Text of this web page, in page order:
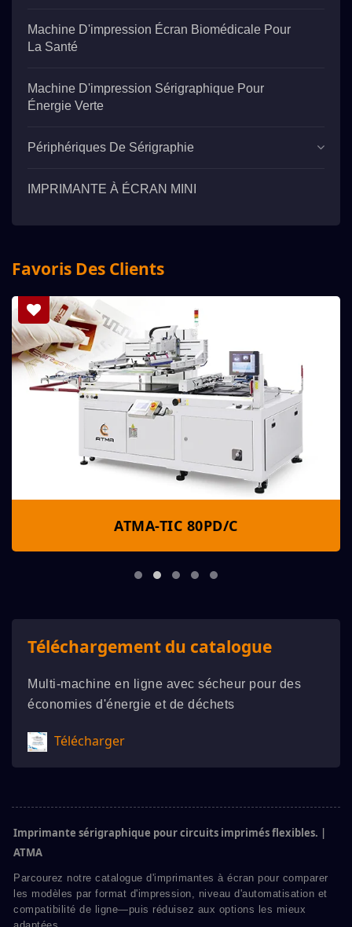
Machine D'impression Écran Biomédicale Pour
La Santé
Machine D'impression Sérigraphique Pour
Énergie Verte
Périphériques De Sérigraphie
IMPRIMANTE À ÉCRAN MINI
Favoris Des Clients
ATMA-TIC 80PD/C
Téléchargement du catalogue
Multi-machine en ligne avec sécheur pour des
économies d'énergie et de déchets
Télécharger
Imprimante sérigraphique pour circuits imprimés flexibles. |
ATMA
Parcourez notre catalogue d'imprimantes à écran pour comparer
les modèles par format d'impression, niveau d'automatisation et
compatibilité de ligne—puis réduisez aux options les mieux